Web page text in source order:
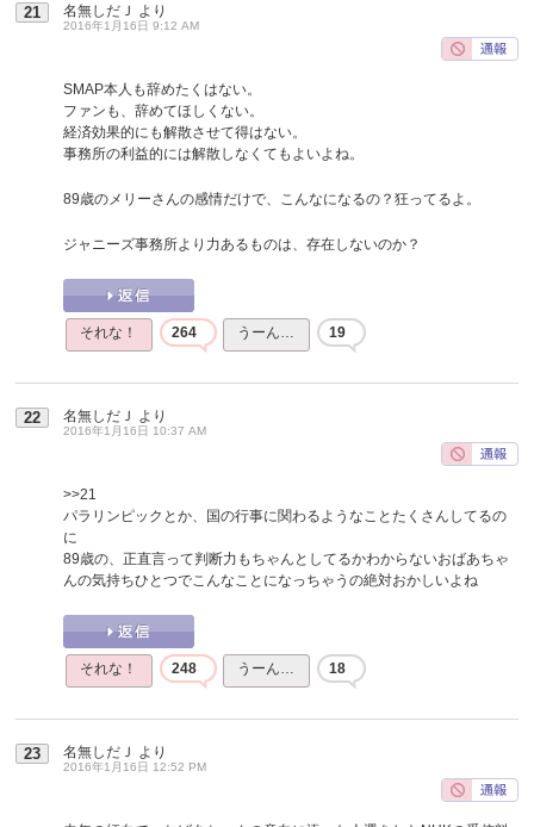
21 名無しだＪ より
2016年1月16日 9:12 AM
SMAP本人も辞めたくはない。
ファンも、辞めてほしくない。
経済効果的にも解散させて得はない。
事務所の利益的には解散しなくてもよいよね。
89歳のメリーさんの感情だけで、こんなになるの？狂ってるよ。
ジャニーズ事務所より力あるものは、存在しないのか？
それな！ 264 うーん… 19
22 名無しだＪ より
2016年1月16日 10:37 AM
>>21
パラリンピックとか、国の行事に関わるようなことたくさんしてるの
に
89歳の、正直言って判断力もちゃんとしてるかわからないおばあちゃ
んの気持ちひとつでこんなことになっちゃうの絶対おかしいよね
それな！ 248 うーん… 18
23 名無しだＪ より
2016年1月16日 12:52 PM